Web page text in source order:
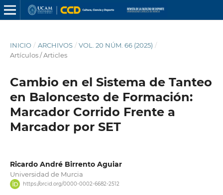
INICIO / ARCHIVOS / VOL. 20 NÚM. 66 (2025) /
Artículos / Articles
Cambio en el Sistema de Tanteo
en Baloncesto de Formación:
Marcador Corrido Frente a
Marcador por SET
Ricardo André Birrento Aguiar
Universidad de Murcia
https://orcid.org/0000-0002-6682-2512